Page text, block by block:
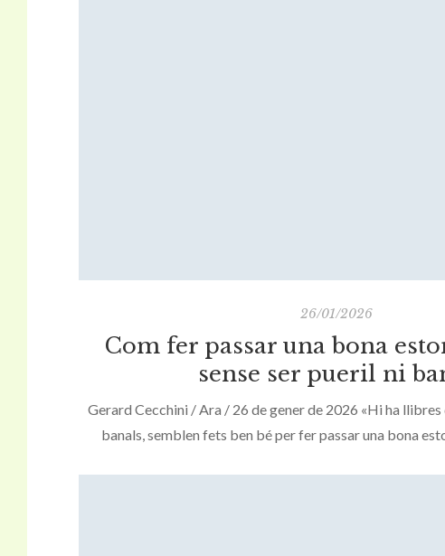
26/01/2026
Com fer passar una bona
sense ser pueril ni
Gerard Cecchini / Ara / 26 de gener de 2026 «Hi ha llibres
banals, semblen fets ben bé per fer passar una bona